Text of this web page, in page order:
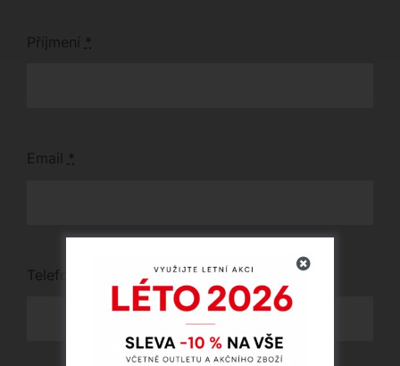
Příjmení *
Email *
Telefon